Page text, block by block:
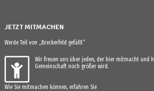
JETZT MITMACHEN
Werde Teil von „Breckerfeld gefällt“
Wir freuen uns über jeden, der hier mitmacht und
Gemeinschaft noch größer wird.
Wie Sie mitmachen können, erfahren Sie